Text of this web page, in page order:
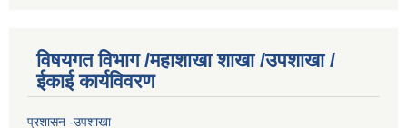
विषयगत विभाग /महाशाखा शाखा /उपशाखा /
ईकाई कार्यविवरण
प्रशासन -उपशाखा